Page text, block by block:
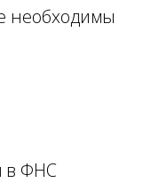
необходимы
в ФНС